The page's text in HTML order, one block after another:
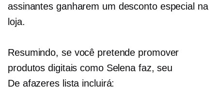
assinantes ganharem um desconto especial na
loja.
Resumindo, se você pretende promover
produtos digitais como Selena faz, seu
De afazereslista incluirá: